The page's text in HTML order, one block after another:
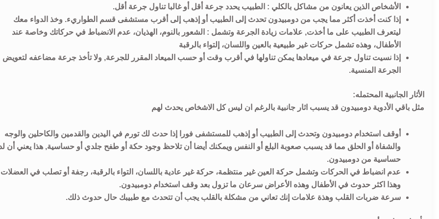
الأشخاص الذين يعانون من مشاكل بالكلي : الطبيب يحدد جرعة أقل أو غالبا تناول جرعة أقل.
إذا كنت أخذت أكثر مما يجب من دومبيدون تحدث إلى الطبيب أو إذهب إلى أقرب مستشفى قسم الطواريء. وخذ الدواء معك
ليتعرف الطبيب على ما أخذت, علامات زيادة الجرعة وتشمل : الشعور بالنوم، الهذيان، عدم الانضباط في حركاتك وخاصة عند
الأطفال، وهذه تشمل حركات غير طبيعية بالعين واللسان، إلتواء بالرقبة
إذا نسيت تناول جرعة في ميعادها يمكن تناولها في أقرب وقت أو حسب الميعاد المقرر للجرعة, ولا تأخذ جرعة مضاعفه لتعويض
الجرعة المنسية.
الأثار الجانبية المحتمله:
مثل باقي الأدوية دومبيدون قد يسبب اثار جانبية بالرغم ان ليس كل الاشخاص يحدث لهم
أوقف استخدام دومبيدون وتحدث إلى الطبيب أو إذهب للمستشفى فورا إذا حدث لك تورم في اليدين والقدمين والكاحلين والوجه
والشفاة أو الحلق مما قد يسبب صعوبة البلع أو النفس ويمكنك أيضا أن تلاحظ وجود حكة أو طفح جلدي أو حساسية, هذا يعني أن
حساسية من دومبيدون.
عدم انضباط في الحركات وتشمل حركة العين غير منتظمة، حركة غير عادية باللسان، التواء بالرقبة، رجفة أو تصلب في العضلات
وهذا اكثر حدوث في الأطفال وهذه الأعراض سرعان ما تزول بعد وقف استخدام دومبيدون.
سرعة ضربات القلب وهذة علامات إنك تعاني من مشكلة بالقلب يجب أن تتحدث مع طبيبك حال حدوث ذلك.